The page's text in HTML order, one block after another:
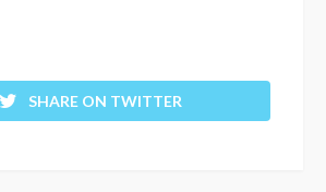
SHARE ON TWITTER